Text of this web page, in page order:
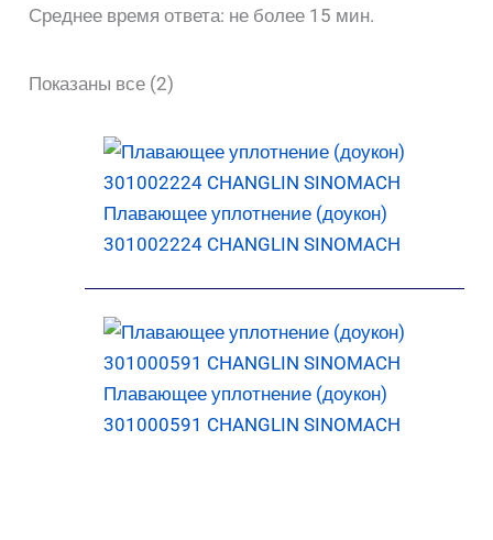
Среднее время ответа: не более 15 мин.
Показаны все (2)
Плавающее уплотнение (доукон)
301002224 CHANGLIN SINOMACH
Плавающее уплотнение (доукон)
301000591 CHANGLIN SINOMACH